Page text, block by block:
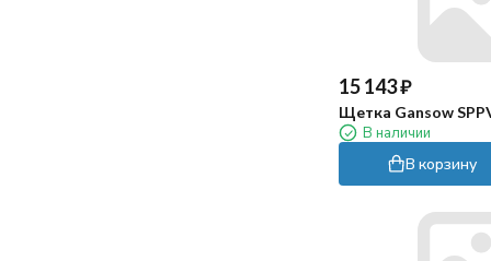
15 143₽
Щетка Gansow
В наличии
В корзину